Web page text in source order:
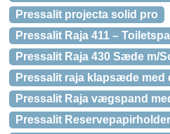
Pressalit projecta solid pro
Pressalit Raja 411 –
Pressalit Raja 430 Sæde m/
Pressalit raja klapsæde
Pressalit Raja vægspand
Pressalit